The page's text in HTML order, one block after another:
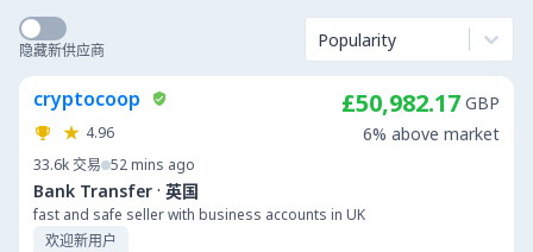
隐藏新供应商 Popularity
cryptocoop
4.96
33.6k交易 52 mins ago
Bank Transfer · 英国
fast and safe seller with business accounts in UK
欢迎新用户
£50,982.17 GBP
6% above market